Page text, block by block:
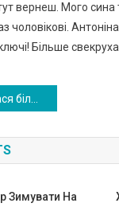
вернеш. Мого сина
чоловікові.
Більше
торкнувся її плеча…
Зимувати На